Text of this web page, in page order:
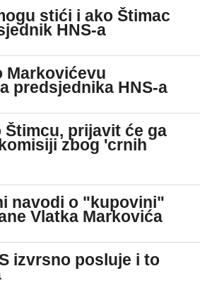
stići i ako Štimac
HNS-a
Markovićevu
predsjednika HNS-a
Štimcu, prijavit će ga
zbog 'crnih
navodi o "kupovini"
Vlatka Markovića
izvrsno posluje i to